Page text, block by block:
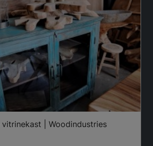
vitrinekast | Woodindustries